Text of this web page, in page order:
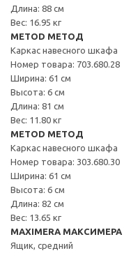
Длина: 88 см
Вес: 16.95 кг
METOD МЕТОД
Каркас навесного шкафа
Номер товара: 703.680.28
Ширина: 61 см
Высота: 6 см
Длина: 81 см
Вес: 11.80 кг
METOD МЕТОД
Каркас навесного шкафа
Номер товара: 303.680.30
Ширина: 61 см
Высота: 6 см
Длина: 82 см
Вес: 13.65 кг
MAXIMERA МАКСИМЕРА
Ящик, средний